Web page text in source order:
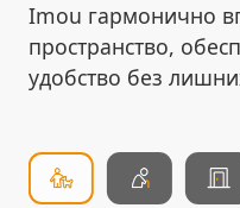
Imou гармонично
пространство,
удобство без